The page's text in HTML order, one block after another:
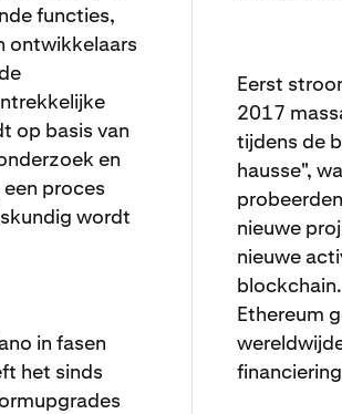
functies,
ontwikkelaars
op basis van
en
proces
wordt
in fasen
het sinds
Eerst
2017
tijdens de
hausse",
nieuwe
nieuwe
Ethereum